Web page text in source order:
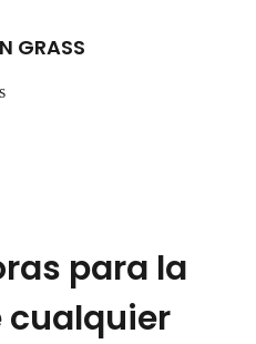
GRASS
para la
cualquier